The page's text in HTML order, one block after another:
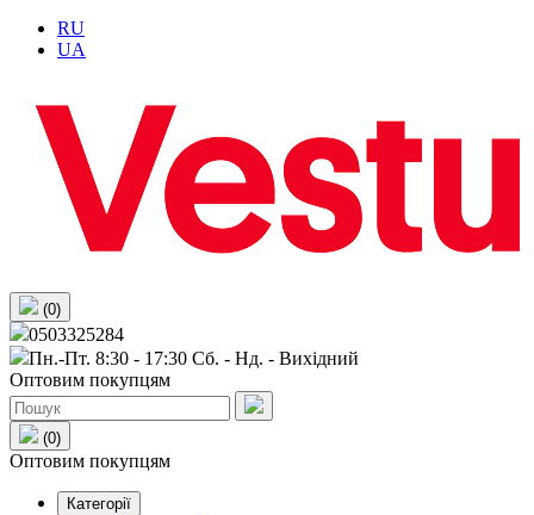
RU
UA
(0)
0503325284
Пн.-Пт. 8:30 - 17:30 Сб. - Нд. - Вихiдний
Оптовим покупцям
(0)
Оптовим покупцям
Категорії